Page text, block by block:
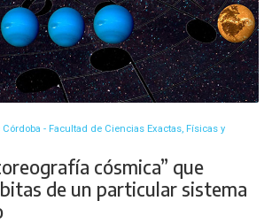
- Facultad de Ciencias Exactas, Físicas y
cósmica” que
de un particular sistema